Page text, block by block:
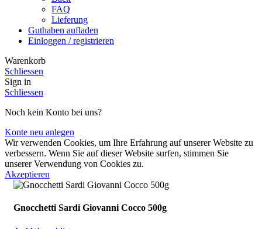
FAQ
Lieferung
Guthaben aufladen
Einloggen / registrieren
Warenkorb
Schliessen
Sign in
Schliessen
Noch kein Konto bei uns?
Konte neu anlegen
Wir verwenden Cookies, um Ihre Erfahrung auf unserer Website zu
verbessern. Wenn Sie auf dieser Website surfen, stimmen Sie
unserer Verwendung von Cookies zu.
Akzeptieren
Gnocchetti Sardi Giovanni Cocco 500g